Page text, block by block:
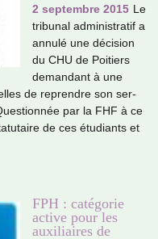
2 septembre 2015 Le
tri­bu­nal admi­nis­tra­tif a
annulé une déci­sion
du CHU de Poitiers
deman­dant à une
de repren­dre son ser­
par la FHF à ce
de ces étudiants et
FPH : catégorie
active pour les
auxiliaires de